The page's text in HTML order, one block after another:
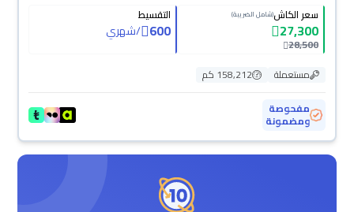
سعر الكاش(شامل الضريبة)
27,300
28,500
التقسيط
600
/شهري
مستعملة
158,212 كم
مفحوصة
ومضمونة